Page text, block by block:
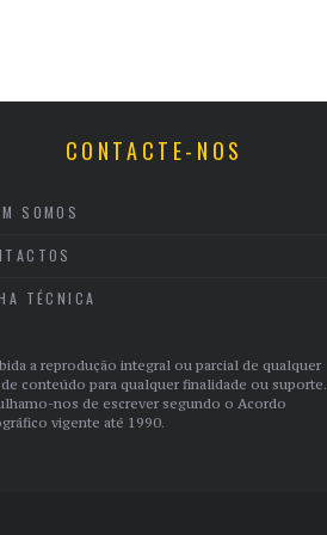
CONTACTE-NOS
SOMOS
TÉCNICA
a reprodução integral ou parcial de qualquer
conteúdo para qualquer finalidade ou suporte.
nos de escrever segundo o Acordo
vigente até 1990.